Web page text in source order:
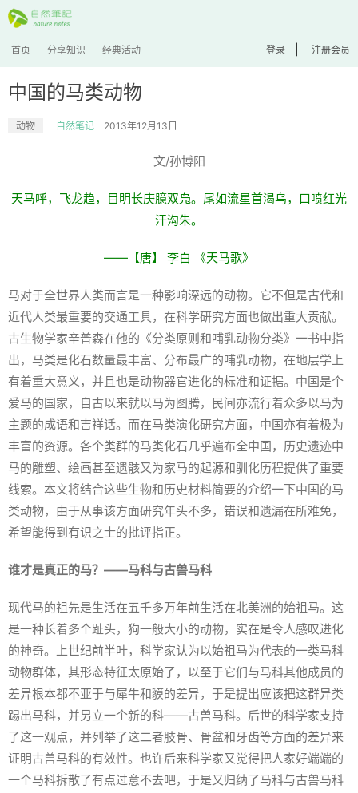
首页 分享知识 经典活动 登录 注册会员
中国的马类动物
动物 自然笔记 2013年12月13日
文/孙博阳
天马呼，飞龙趋，目明长庚臆双凫。尾如流星首渴乌，口喷红光
汗沟朱。
——【唐】 李白 《天马歌》
马对于全世界人类而言是一种影响深远的动物。它不但是古代和
近代人类最重要的交通工具，在科学研究方面也做出重大贡献。
古生物学家辛普森在他的《分类原则和哺乳动物分类》一书中指
出，马类是化石数量最丰富、分布最广的哺乳动物，在地层学上
有着重大意义，并且也是动物器官进化的标准和证据。中国是个
爱马的国家，自古以来就以马为图腾，民间亦流行着众多以马为
主题的成语和吉祥话。而在马类演化研究方面，中国亦有着极为
丰富的资源。各个类群的马类化石几乎遍布全中国，历史遗迹中
马的雕塑、绘画甚至遗骸又为家马的起源和驯化历程提供了重要
线索。本文将结合这些生物和历史材料简要的介绍一下中国的马
类动物，由于从事该方面研究年头不多，错误和遗漏在所难免，
希望能得到有识之士的批评指正。
谁才是真正的马？——马科与古兽马科
现代马的祖先是生活在五千多万年前生活在北美洲的始祖马。这
是一种长着多个趾头，狗一般大小的动物，实在是令人感叹进化
的神奇。上世纪前半叶，科学家认为以始祖马为代表的一类马科
动物群体，其形态特征太原始了，以至于它们与马科其他成员的
差异根本都不亚于与犀牛和貘的差异，于是提出应该把这群异类
踢出马科，并另立一个新的科——古兽马科。后世的科学家支持
了这一观点，并列举了这二者肢骨、骨盆和牙齿等方面的差异来
证明古兽马科的有效性。也许后来科学家又觉得把人家好端端的
一个马科拆散了有点过意不去吧，于是又归纳了马科与古兽马科